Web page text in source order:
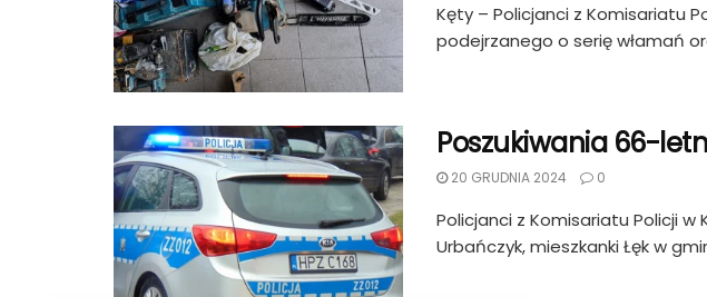
Kęty – Policjanci z Komisariatu
podejrzanego o serię włamań
Poszukiwania 66-
20 GRUDNIA 2024 0
Policjanci z Komisariatu Policji
Urbańczyk, mieszkanki Łęk w